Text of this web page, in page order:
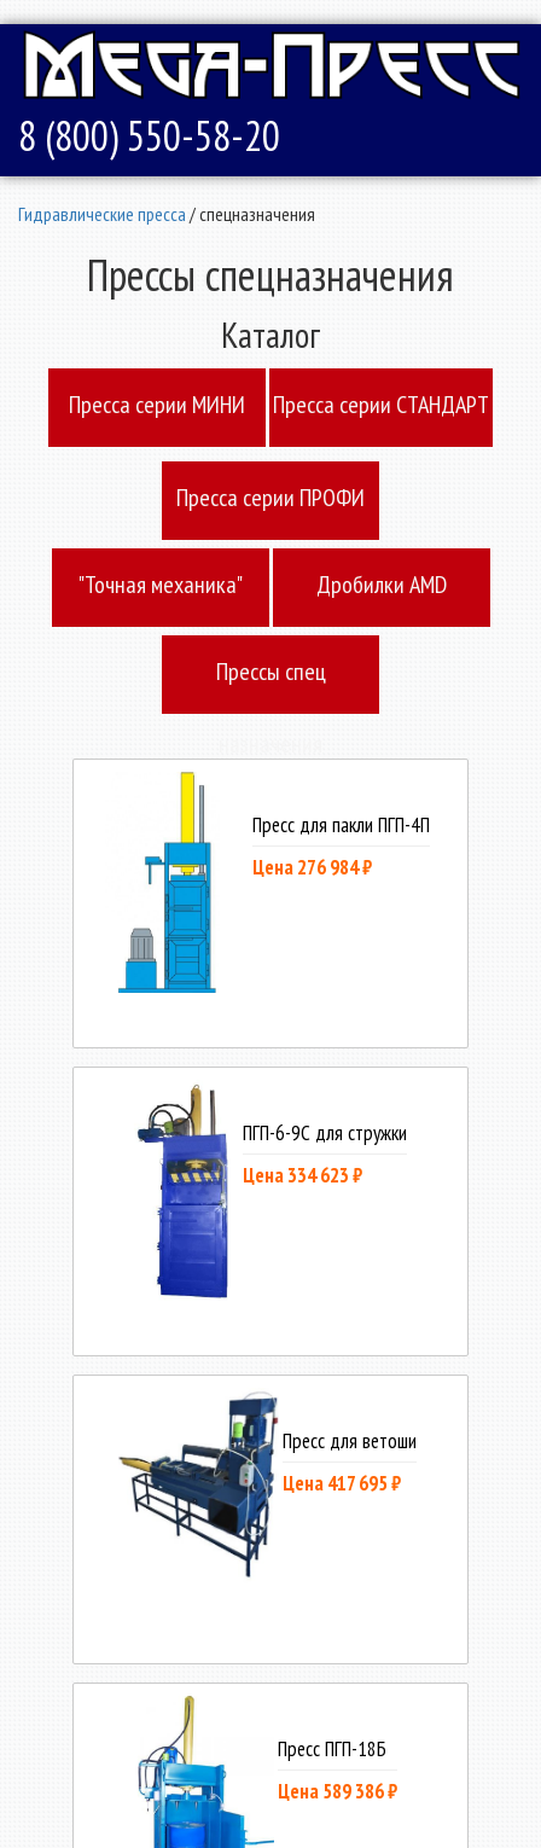
8 (800) 550-58-20
Гидравлические пресса / спецназначения
Прессы спецназначения
Каталог
Пресcа серии МИНИ Пресcа серии СТАНДАРТ
Пресcа серии ПРОФИ
"Точная механика" Дробилки AMD
Прессы спец
Пресс для пакли ПГП-4П
Цена 276 984 ₽
ПГП-6-9С для стружки
Цена 334 623 ₽
Пресс для ветоши
Цена 417 695 ₽
Пресс ПГП-18Б
Цена 589 386 ₽